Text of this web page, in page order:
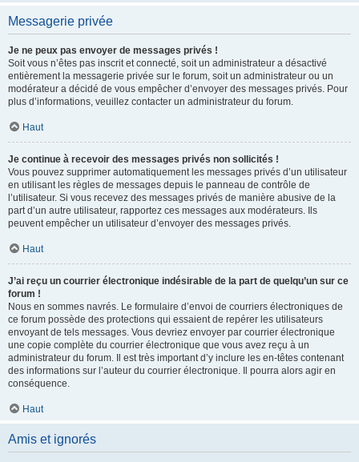
Messagerie privée
Je ne peux pas envoyer de messages privés !
Soit vous n’êtes pas inscrit et connecté, soit un administrateur a désactivé
entièrement la messagerie privée sur le forum, soit un administrateur ou un
modérateur a décidé de vous empêcher d’envoyer des messages privés. Pour
plus d’informations, veuillez contacter un administrateur du forum.
Haut
Je continue à recevoir des messages privés non sollicités !
Vous pouvez supprimer automatiquement les messages privés d’un utilisateur
en utilisant les règles de messages depuis le panneau de contrôle de
l’utilisateur. Si vous recevez des messages privés de manière abusive de la
part d’un autre utilisateur, rapportez ces messages aux modérateurs. Ils
peuvent empêcher un utilisateur d’envoyer des messages privés.
Haut
J’ai reçu un courrier électronique indésirable de la part de quelqu’un sur ce
forum !
Nous en sommes navrés. Le formulaire d’envoi de courriers électroniques de
ce forum possède des protections qui essaient de repérer les utilisateurs
envoyant de tels messages. Vous devriez envoyer par courrier électronique
une copie complète du courrier électronique que vous avez reçu à un
administrateur du forum. Il est très important d’y inclure les en-têtes contenant
des informations sur l’auteur du courrier électronique. Il pourra alors agir en
conséquence.
Haut
Amis et ignorés